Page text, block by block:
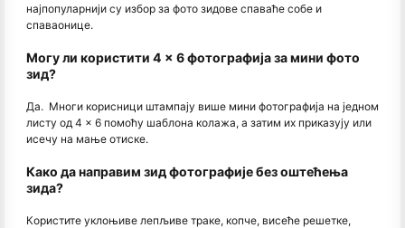
најпопуларнији су избор за фото зидове спаваће собе и
спаваонице.
Могу ли користити 4 × 6 фотографија за мини фото
зид?
Да. Многи корисници штампају више мини фотографија на једном
листу од 4 × 6 помоћу шаблона колажа, а затим их приказују или
исечу на мање отиске.
Како да направим зид фотографије без оштећења
зида?
Користите уклоњиве лепљиве траке, копче, висеће решетке,